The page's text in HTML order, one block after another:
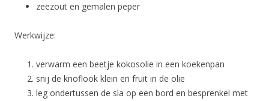
zeezout en gemalen peper
Werkwijze:
verwarm een beetje kokosolie in een koekenpan
snij de knoflook klein en fruit in de olie
leg ondertussen de sla op een bord en besprenkel met